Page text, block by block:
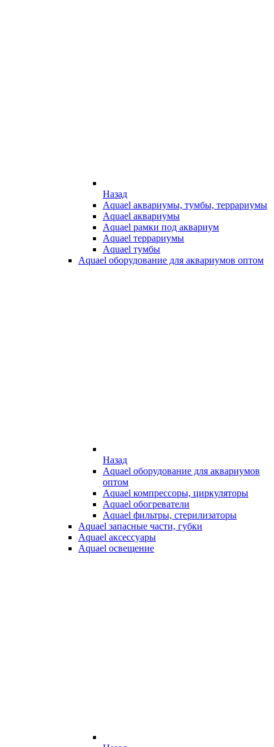
Назад
Aquael аквариумы, тумбы, террариумы
Aquael аквариумы
Aquael рамки под аквариум
Aquael террариумы
Aquael тумбы
Aquael оборудование для аквариумов оптом
Назад
Aquael оборудование для аквариумов
оптом
Aquael компрессоры, циркуляторы
Aquael обогреватели
Aquael фильтры, стерилизаторы
Aquael запасные части, губки
Aquael аксессуары
Aquael освещение